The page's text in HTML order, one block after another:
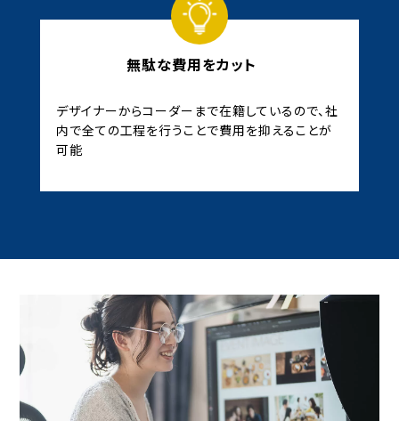
無駄な費用をカット
デザイナーからコーダーまで在籍しているので、社
内で全ての工程を行うことで費用を抑えることが
可能